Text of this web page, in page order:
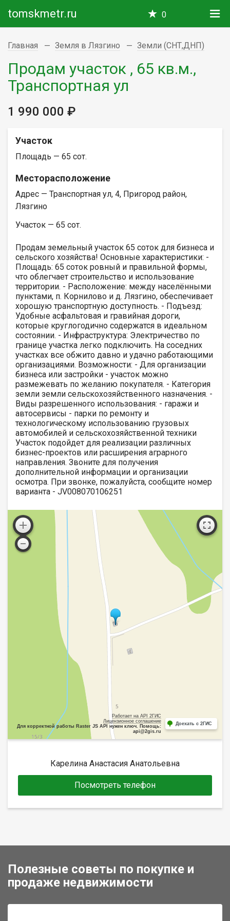
tomskmetr.ru 0
Главная Земля в Лязгино Земли (СНТ,ДНП)
Продам участок , 65 кв.м.,
Транспортная ул
1 990 000 ₽
Участок
Площадь — 65 сот.
Месторасположение
Адрес — Транспортная ул, 4, Пригород район,
Лязгино
Участок — 65 сот.
Продам земельный участок 65 соток для бизнеса и
сельского хозяйства! Основные характеристики: -
Площадь: 65 соток ровный и правильной формы,
что облегчает строительство и использование
территории. - Расположение: между населёнными
пунктами, п. Корнилово и д. Лязгино, обеспечивает
хорошую транспортную доступность. - Подъезд:
Удобные асфальтовая и гравийная дороги,
которые круглогодично содержатся в идеальном
состоянии. - Инфраструктура: Электричество по
границе участка легко подключить. На соседних
участках все обжито давно и удачно работающими
организациями. Возможности: - Для организации
бизнеса или застройки - участок можно
размежевать по желанию покупателя. - Категория
земли земли сельскохозяйственного назначения. -
Виды разрешенного использования: - гаражи и
автосервисы - парки по ремонту и
технологическому использованию грузовых
автомобилей и сельскохозяйственной техники
Участок подойдет для реализации различных
бизнес-проектов или расширения аграрного
направления. Звоните для получения
дополнительной информации и организации
осмотра. При звонке, пожалуйста, сообщите номер
варианта - JV008070106251
Работает на API 2ГИС
Лицензионное соглашение
Для корректной работы Raster JS API нужен ключ. Помощь:
api@2gis.ru
Доехать с 2ГИС
Карелина Анастасия Анатольевна
Посмотреть телефон
Полезные советы по покупке и
продаже недвижимости